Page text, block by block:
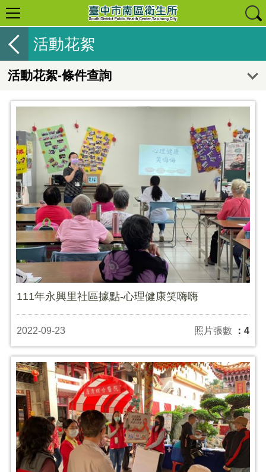
活動花絮
活動花絮-條件查詢
111年永興里社區據點-心理健康笑嗨嗨
2022-09-23 照片張數 ：4